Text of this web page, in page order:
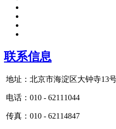
联系信息
地址：北京市海淀区大钟寺13
电话：010 - 62111044
传真：010 - 62114847